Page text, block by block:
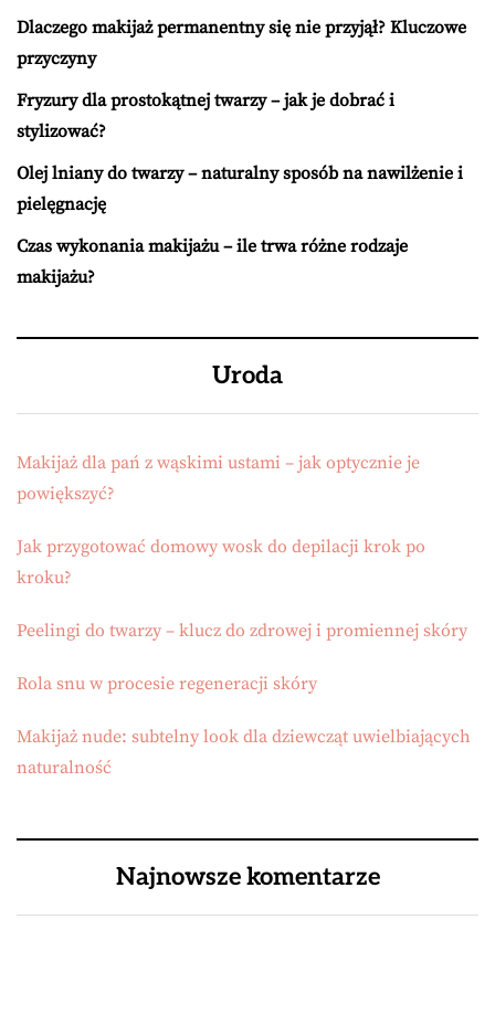
Dlaczego makijaż permanentny się nie przyjął? Kluczowe
przyczyny
Fryzury dla prostokątnej twarzy – jak je dobrać i
stylizować?
Olej lniany do twarzy – naturalny sposób na nawilżenie i
pielęgnację
Czas wykonania makijażu – ile trwa różne rodzaje
makijażu?
Uroda
Makijaż dla pań z wąskimi ustami – jak optycznie je
powiększyć?
Jak przygotować domowy wosk do depilacji krok po
kroku?
Peelingi do twarzy – klucz do zdrowej i promiennej skóry
Rola snu w procesie regeneracji skóry
Makijaż nude: subtelny look dla dziewcząt uwielbiających
naturalność
Najnowsze komentarze